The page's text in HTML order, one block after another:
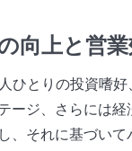
向上と営
ひとりの投資嗜好
ージ、さらには経
、それに基づいて